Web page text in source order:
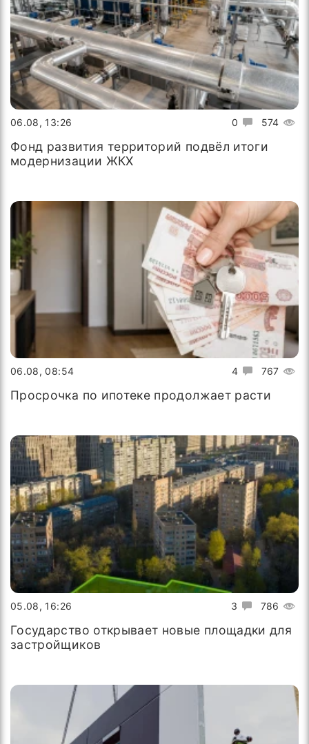
0 574
06.08, 13:26
Фонд развития территорий подвёл итоги
модернизации ЖКХ
4 767
06.08, 08:54
Просрочка по ипотеке продолжает расти
3 786
05.08, 16:26
Государство открывает новые площадки для
застройщиков